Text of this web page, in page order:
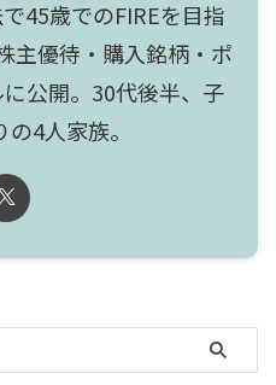
45歳でのFIREを目指
主優待・購入銘柄・ポ
公開。30代後半、子
4人家族。